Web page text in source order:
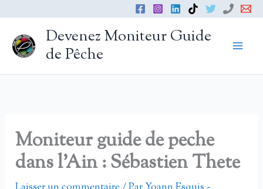
contenu
Devenez Moniteur Guide
de Pêche
Moniteur guide de peche
dans l’Ain : Sébastien Thete